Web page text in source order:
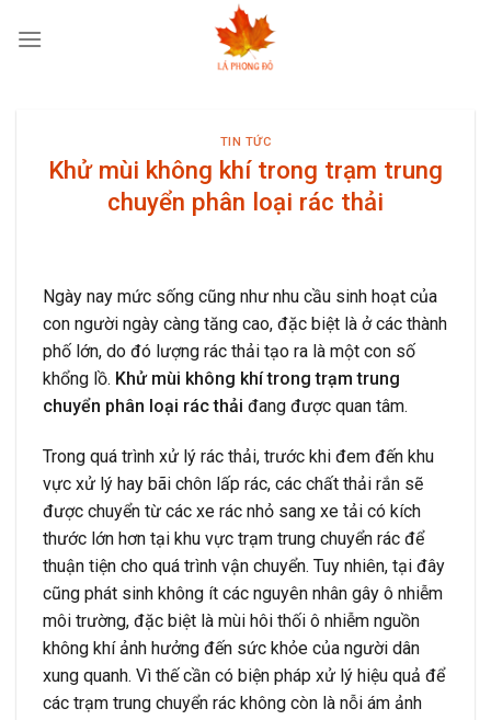
TIN TỨC
Khử mùi không khí trong trạm trung
chuyển phân loại rác thải
Ngày nay mức sống cũng như nhu cầu sinh hoạt của
con người ngày càng tăng cao, đặc biệt là ở các thành
phố lớn, do đó lượng rác thải tạo ra là một con số
khổng lồ. Khử mùi không khí trong trạm trung
chuyển phân loại rác thải đang được quan tâm.
Trong quá trình xử lý rác thải, trước khi đem đến khu
vực xử lý hay bãi chôn lấp rác, các chất thải rắn sẽ
được chuyển từ các xe rác nhỏ sang xe tải có kích
thước lớn hơn tại khu vực trạm trung chuyển rác để
thuận tiện cho quá trình vận chuyển. Tuy nhiên, tại đây
cũng phát sinh không ít các nguyên nhân gây ô nhiễm
môi trường, đặc biệt là mùi hôi thối ô nhiễm nguồn
không khí ảnh hưởng đến sức khỏe của người dân
xung quanh. Vì thế cần có biện pháp xử lý hiệu quả để
các trạm trung chuyển rác không còn là nỗi ám ảnh